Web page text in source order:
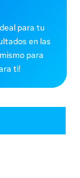
para tu
en las
para
ti!